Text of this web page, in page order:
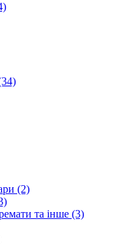
(2)
та інше (3)